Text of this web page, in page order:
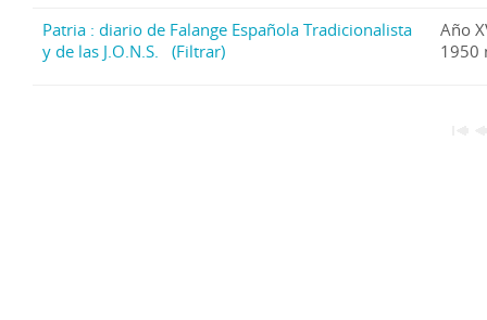
Patria : diario de Falange Española Tradicionalista
y de las J.O.N.S.
(Filtrar)
Año
1950